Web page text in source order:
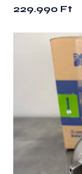
229.990 Ft